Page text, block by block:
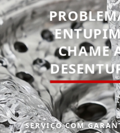
CHAME
SERVIÇO COM